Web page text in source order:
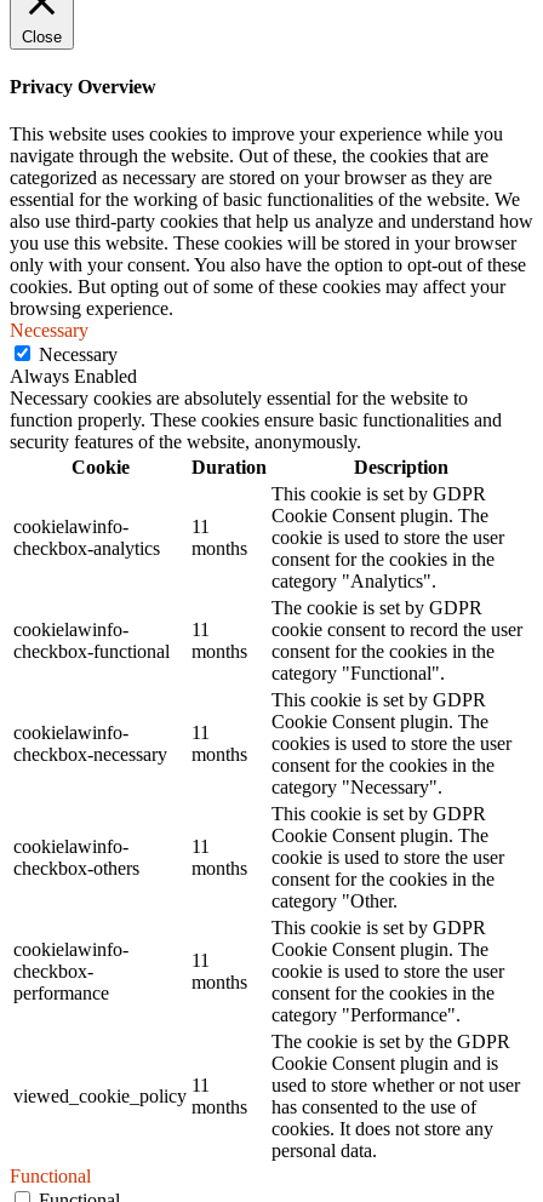
Close
Privacy Overview
This website uses cookies to improve your experience while you
navigate through the website. Out of these, the cookies that are
categorized as necessary are stored on your browser as they are
essential for the working of basic functionalities of the website. We
also use third-party cookies that help us analyze and understand how
you use this website. These cookies will be stored in your browser
only with your consent. You also have the option to opt-out of these
cookies. But opting out of some of these cookies may affect your
browsing experience.
Necessary
Necessary
Always Enabled
Necessary cookies are absolutely essential for the website to
function properly. These cookies ensure basic functionalities and
security features of the website, anonymously.
Cookie
Duration Description
cookielawinfo-
checkbox-analytics
11
months
This cookie is set by GDPR
Cookie Consent plugin. The
cookie is used to store the user
consent for the cookies in the
category "Analytics".
cookielawinfo-
checkbox-functional
11
months
The cookie is set by GDPR
cookie consent to record the user
consent for the cookies in the
category "Functional".
cookielawinfo-
checkbox-necessary
11
months
This cookie is set by GDPR
Cookie Consent plugin. The
cookies is used to store the user
consent for the cookies in the
category "Necessary".
cookielawinfo-
checkbox-others
11
months
This cookie is set by GDPR
Cookie Consent plugin. The
cookie is used to store the user
consent for the cookies in the
category "Other.
cookielawinfo-
checkbox-
performance
11
months
This cookie is set by GDPR
Cookie Consent plugin. The
cookie is used to store the user
consent for the cookies in the
category "Performance".
viewed_cookie_policy
11
months
The cookie is set by the GDPR
Cookie Consent plugin and is
used to store whether or not user
has consented to the use of
cookies. It does not store any
personal data.
Functional